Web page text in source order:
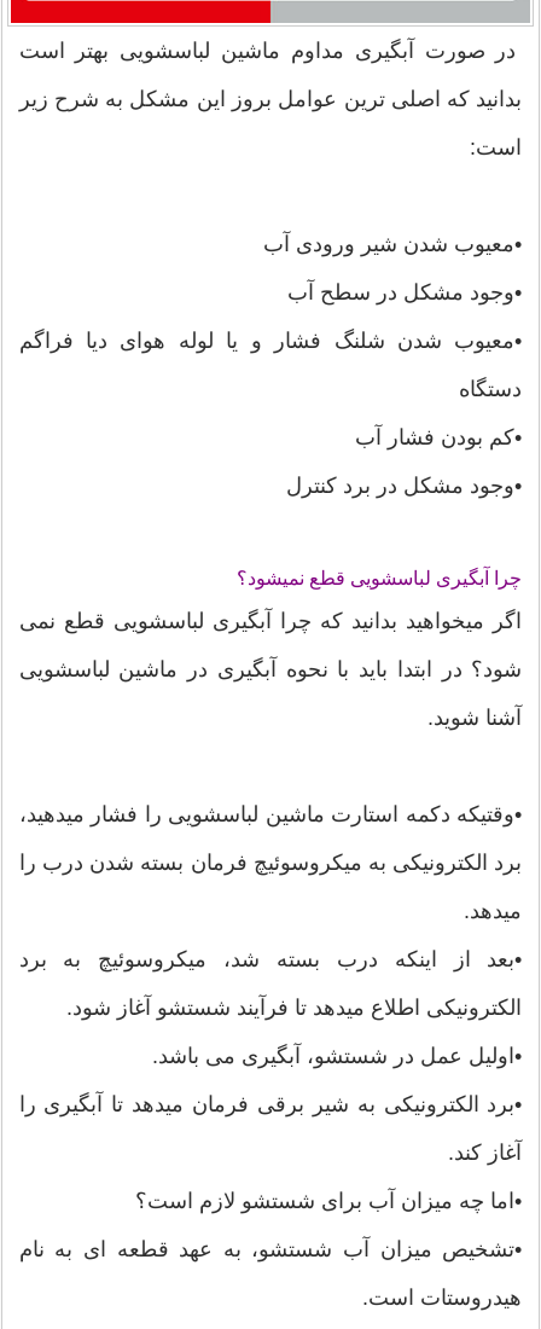
در صورت آبگیری مداوم ماشین لباسشویی بهتر است
بدانید که اصلی ترین عوامل بروز این مشکل به شرح زیر
است:
•معیوب شدن شیر ورودی آب
•وجود مشکل در سطح آب
•معیوب شدن شلنگ فشار و یا لوله هوای دیا فراگم
دستگاه
•کم بودن فشار آب
•وجود مشکل در برد کنترل
چرا آبگیری لباسشویی قطع نمیشود؟
اگر میخواهید بدانید که چرا آبگیری لباسشویی قطع نمی
شود؟ در ابتدا باید با نحوه آبگیری در ماشین لباسشویی
آشنا شوید.
•وقتیکه دکمه استارت ماشین لباسشویی را فشار میدهید،
برد الکترونیکی به میکروسوئیچ فرمان بسته شدن درب را
میدهد.
•بعد از اینکه درب بسته شد، میکروسوئیچ به برد
الکترونیکی اطلاع میدهد تا فرآیند شستشو آغاز شود.
•اولیل عمل در شستشو، آبگیری می باشد.
•برد الکترونیکی به شیر برقی فرمان میدهد تا آبگیری را
آغاز کند.
•اما چه میزان آب برای شستشو لازم است؟
•تشخیص میزان آب شستشو، به عهد قطعه ای به نام
هیدروستات است.